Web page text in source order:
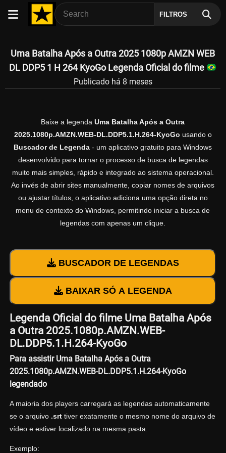
FILTROS
Uma Batalha Após a Outra 2025 1080p AMZN WEB
DL DDP5 1 H 264 KyoGo Legenda Oficial do filme
Publicado há 8 meses
Baixe a legenda Uma Batalha Após a Outra
2025.1080p.AMZN.WEB-DL.DDP5.1.H.264-KyoGo usando o
Buscador de Legenda - um aplicativo gratuito para Windows
desenvolvido para tornar o processo de busca de legendas
muito mais simples, rápido e integrado ao sistema operacional.
Ao invés de abrir sites manualmente, copiar nomes de arquivos
ou ajustar títulos, o aplicativo adiciona uma opção direta no
menu de contexto do Windows, permitindo iniciar a busca de
legendas com apenas um clique.
BUSCADOR DE LEGENDAS
BAIXAR SÓ A LEGENDA
Legenda Oficial do filme Uma Batalha Após
a Outra 2025.1080p.AMZN.WEB-
DL.DDP5.1.H.264-KyoGo
Para assistir Uma Batalha Após a Outra
2025.1080p.AMZN.WEB-DL.DDP5.1.H.264-KyoGo
legendado
A maioria dos players carregará as legendas automaticamente
se o arquivo .srttiver exatamente o mesmo nome do arquivo de
vídeo e estiver localizado na mesma pasta.
Exemplo: